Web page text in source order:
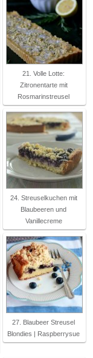
21. Volle Lotte:
Zitronentarte mit
Rosmarinstreusel
24. Streuselkuchen mit
Blaubeeren und
Vanillecreme
27. Blaubeer Streusel
Blondies | Raspberrysue